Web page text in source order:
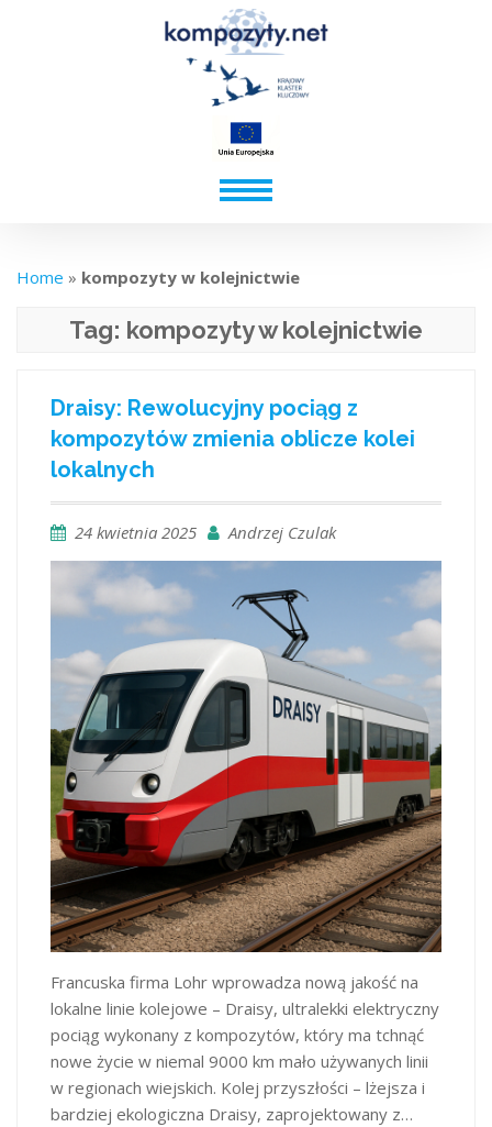
Home » kompozyty w kolejnictwie
Tag: kompozyty w kolejnictwie
Draisy: Rewolucyjny pociąg z
kompozytów zmienia oblicze kolei
lokalnych
24 kwietnia 2025 Andrzej Czulak
Francuska firma Lohr wprowadza nową jakość na
lokalne linie kolejowe – Draisy, ultralekki elektryczny
pociąg wykonany z kompozytów, który ma tchnąć
nowe życie w niemal 9000 km mało używanych linii
w regionach wiejskich. Kolej przyszłości – lżejsza i
bardziej ekologiczna Draisy, zaprojektowany z…